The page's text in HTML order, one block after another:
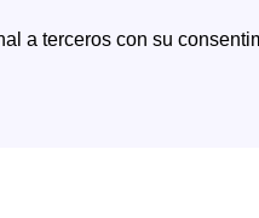
a terceros con su